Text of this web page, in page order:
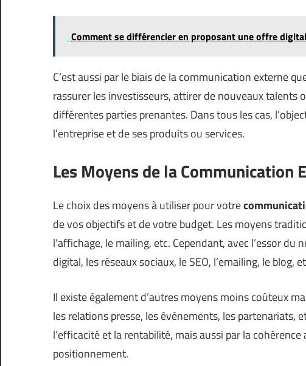
Comment se différencier en proposant une offre
C’est aussi par le biais de la communication externe
rassurer les investisseurs, attirer de nouveaux talents
différentes parties prenantes. Dans tous les cas,
l’entreprise et de ses produits ou services.
Les Moyens de la Communication
Le choix des moyens à utiliser pour votre
de vos objectifs et de votre budget. Les moyens
l’affichage, le mailing, etc. Cependant, avec l’essor
digital, les réseaux sociaux, le SEO, l’emailing, le blog,
Il existe également d’autres moyens moins coûteux
les relations presse, les événements, les partenariats,
l’efficacité et la rentabilité, mais aussi par la
positionnement.